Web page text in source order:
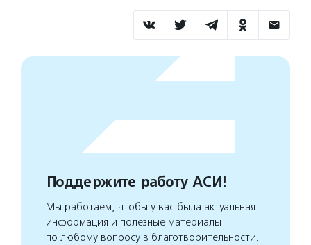
Поддержите работу АСИ!
Мы работаем, чтобы у вас была актуальная
информация и полезные материалы
по любому вопросу в благотворительности.